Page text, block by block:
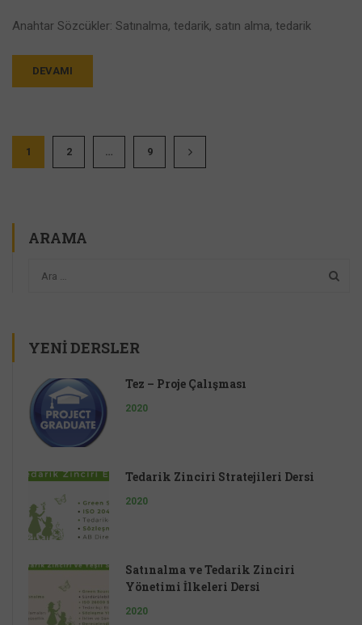
Anahtar Sözcükler: Satınalma, tedarik, satın alma, tedarik
DEVAMI
1 2 9
ARAMA
YENI DERSLER
Tez – Proje Çalışması
2020
Tedarik Zinciri Stratejileri Dersi
2020
Satınalma ve Tedarik Zinciri
Yönetimi İlkeleri Dersi
2020